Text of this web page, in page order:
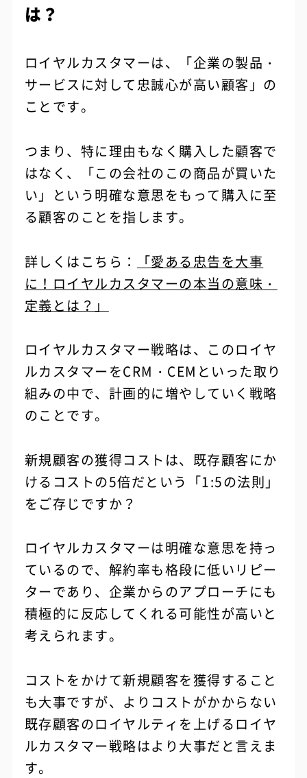
は？
ロイヤルカスタマーは、「企業の製品・
サービスに対して忠誠心が高い顧客」の
ことです。
つまり、特に理由もなく購入した顧客で
はなく、「この会社のこの商品が買いた
い」という明確な意思をもって購入に至
る顧客のことを指します。
詳しくはこちら：
「愛ある忠告を大事
に！ロイヤルカスタマーの本当の意味・
定義とは？」
ロイヤルカスタマー戦略は、このロイヤ
ルカスタマーをCRM・CEMといった取り
組みの中で、計画的に増やしていく戦略
のことです。
新規顧客の獲得コストは、既存顧客にか
けるコストの5倍だという「1:5の法則」
をご存じですか？
ロイヤルカスタマーは明確な意思を持っ
ているので、解約率も格段に低いリピー
ターであり、企業からのアプローチにも
積極的に反応してくれる可能性が高いと
考えられます。
コストをかけて新規顧客を獲得すること
も大事ですが、よりコストがかからない
既存顧客のロイヤルティを上げるロイヤ
ルカスタマー戦略はより大事だと言えま
す。